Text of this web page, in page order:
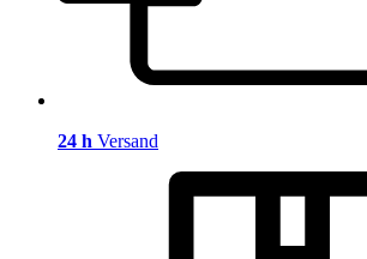
24 h Versand